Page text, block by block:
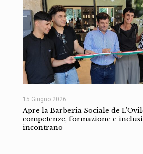
15 Giugno 2026
Apre la Barberia Sociale de
competenze, formazione e
incontrano